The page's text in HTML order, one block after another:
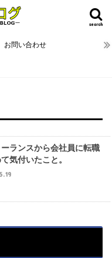
search
お問い合わせ
ランスから会社員に転職
気付いたこと。